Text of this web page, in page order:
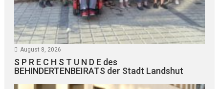
August 8, 2026
S P R E C H S T U N D E des
BEHINDERTENBEIRATS der Stadt Landshut